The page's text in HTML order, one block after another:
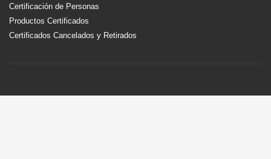
Certificación de Personas
Productos Certificados
Certificados Cancelados y Retirados